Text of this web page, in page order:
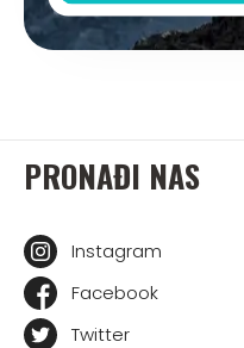
PRONAĐI NAS
Instagram
Facebook
Twitter